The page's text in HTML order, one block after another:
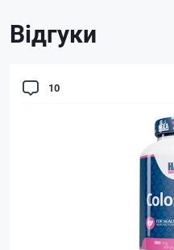
Відгуки
10